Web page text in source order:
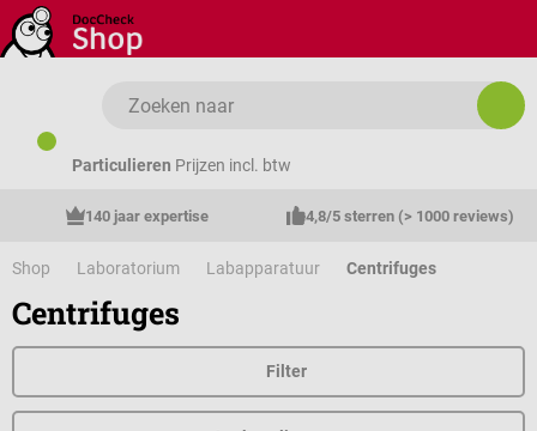
Ga naar de hoofdinhoud
Particulieren Prijzen incl. btw
140 jaar expertise 4,8/5 sterren (> 1000 reviews)
Shop Laboratorium Labapparatuur Centrifuges
Centrifuges
Filter